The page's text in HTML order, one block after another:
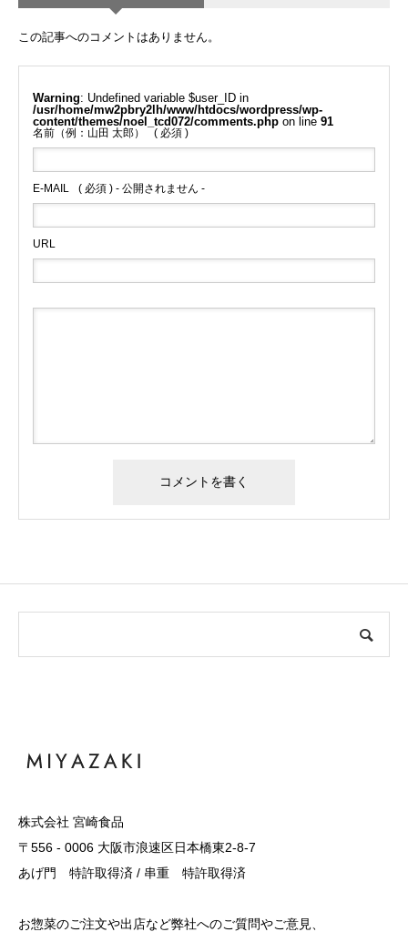
この記事へのコメントはありません。
Warning
: Undefined variable $user_ID in
/usr/home/mw2pbry2lh/www/htdocs/wordpress/wp-
content/themes/noel_tcd072/comments.php on line 91
名前（例：山田 太郎） ( 必須 )
E-MAIL ( 必須 ) - 公開されません -
URL
株式会社 宮崎食品
〒556 - 0006 大阪市浪速区日本橋東2-8-7
あげ門 特許取得済 / 串重 特許取得済
お惣菜のご注文や出店など弊社へのご質問やご意見、